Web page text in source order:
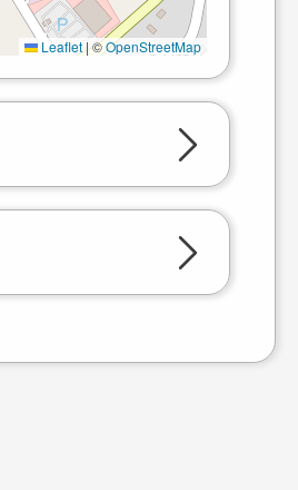
Leaflet|©OpenStreetMap